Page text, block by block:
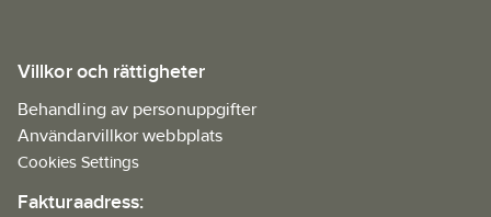
Villkor och rättigheter
Behandling av personuppgifter
Användarvillkor webbplats
Cookies Settings
Fakturaadress: